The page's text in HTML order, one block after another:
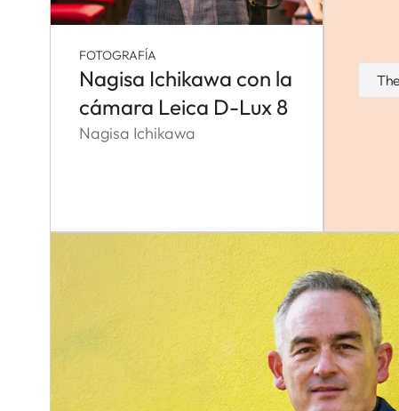
FOTOGRAFÍA
Nagisa Ichikawa con la
cámara Leica D-Lux 8
Nagisa Ichikawa